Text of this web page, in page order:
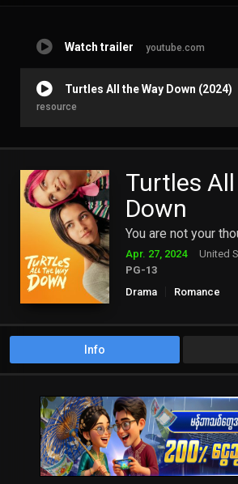
Watch trailer youtube.com
Turtles All the Way Down (2024)
resource
Turtles
Down
You are not your
Apr. 27, 2024 United
PG-13
Drama
Romance
Info